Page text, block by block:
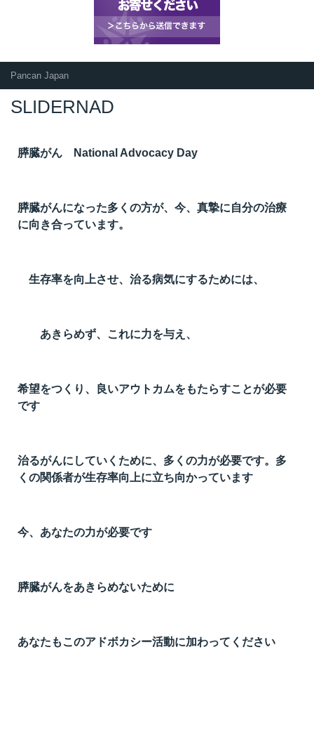
Pancan Japan
SLIDERNAD
膵臓がん National Advocacy Day
膵臓がんになった多くの方が、今、真摯に自分の治療
に向き合っています。
生存率を向上させ、治る病気にするためには、
あきらめず、これに力を与え、
希望をつくり、良いアウトカムをもたらすことが必要
です
治るがんにしていくために、多くの力が必要です。多
くの関係者が生存率向上に立ち向かっています
今、あなたの力が必要です
膵臓がんをあきらめないために
あなたもこのアドボカシー活動に加わってください